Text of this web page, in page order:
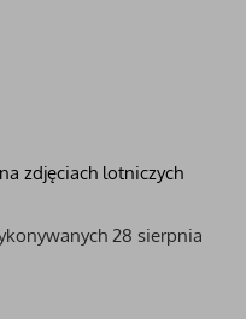
zdjęciach lotniczych
28 sierpnia